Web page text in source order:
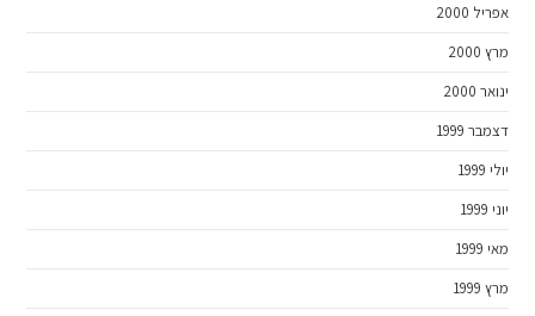
אפריל 2000
מרץ 2000
ינואר 2000
דצמבר 1999
יולי 1999
יוני 1999
מאי 1999
מרץ 1999